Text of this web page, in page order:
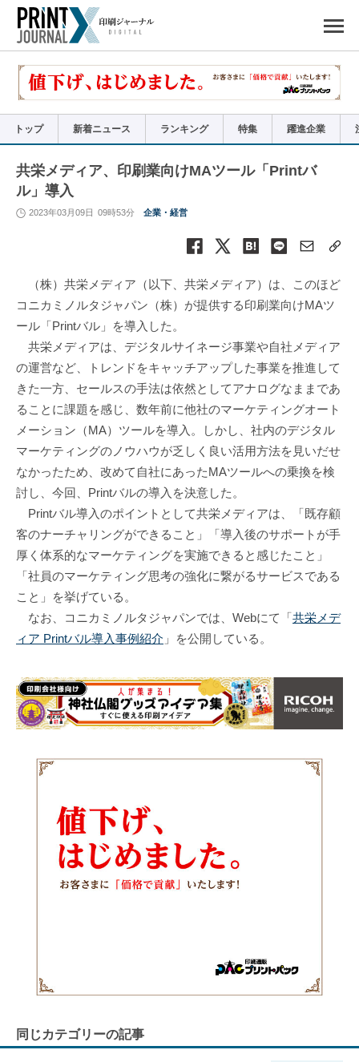
で
リ
トップ 新着ニュース ランキング 特集 躍進企業
共栄メディア、印刷業向けMAツール「Printバ
ル」導入
2023年03月09日 09時53分 企業・経営
（株）共栄メディア（以下、共栄メディア）は、このほど
コニカミノルタジャパン（株）が提供する印刷業向けMAツ
ール「Printバル」を導入した。
共栄メディアは、デジタルサイネージ事業や自社メディア
の運営など、トレンドをキャッチアップした事業を推進して
きた一方、セールスの手法は依然としてアナログなままであ
ることに課題を感じ、数年前に他社のマーケティングオート
メーション（MA）ツールを導入。しかし、社内のデジタル
マーケティングのノウハウが乏しく良い活用方法を見いだせ
なかったため、改めて自社にあったMAツールへの乗換を検
討し、今回、Printバルの導入を決意した。
Printバル導入のポイントとして共栄メディアは、「既存顧
客のナーチャリングができること」「導入後のサポートが手
厚く体系的なマーケティングを実施できると感じたこと」
「社員のマーケティング思考の強化に繋がるサービスである
こと」を挙げている。
なお、コニカミノルタジャパンでは、Webにて「共栄メデ
ィア Printバル導入事例紹介 」を公開している。
同じカテゴリーの記事